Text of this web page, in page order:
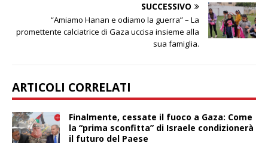
SUCCESSIVO
“Amiamo Hanan e odiamo la guerra” – La
promettente calciatrice di Gaza uccisa insieme alla
sua famiglia.
ARTICOLI CORRELATI
Finalmente, cessate il fuoco a Gaza: Come
la “prima sconfitta” di Israele condizionerà
il futuro del Paese